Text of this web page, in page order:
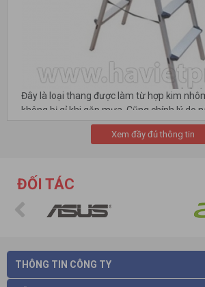
Đây là loại thang được làm từ hợp kim
không bị gỉ khi gặp mưa. Cũng chính lý do
thang khá nhẹ, sử dụng được cho cả phụ
trong các công việc gia đình.Xem đầy đủ thông tin
ĐỐI TÁC
THÔNG TIN CÔNG TY